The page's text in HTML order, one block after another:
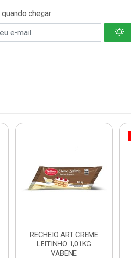
chegar
RECHEIO ART CREME
LEITINHO 1,01KG
VABENE